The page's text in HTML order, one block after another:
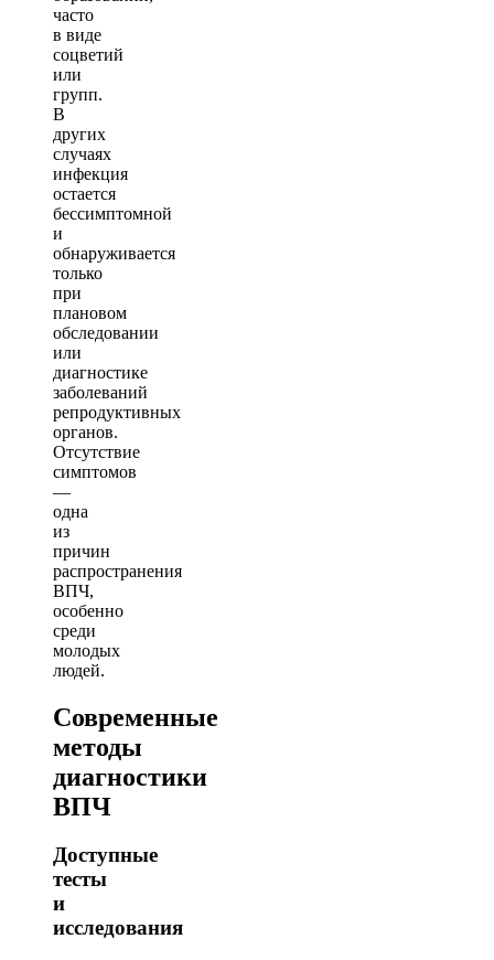
часто
в виде
соцветий
или
групп.
В
других
случаях
инфекция
остается
бессимптомной
и
обнаруживается
только
при
плановом
обследовании
или
диагностике
заболеваний
репродуктивных
органов.
Отсутствие
симптомов
—
одна
из
причин
распространения
ВПЧ,
особенно
среди
молодых
людей.
Современные
методы
диагностики
ВПЧ
Доступные
тесты
и
исследования